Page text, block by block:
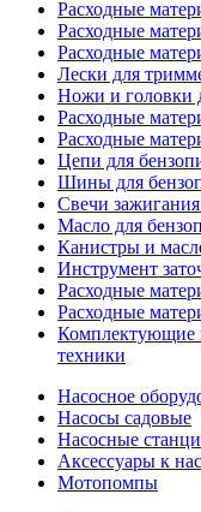
Расходные
Расходные
Расходные
Лески для
Ножи и головки
Расходные
Расходные
Цепи для
Шины для
Свечи
Масло для
Канистры и
Инструмент
Расходные
Расходные
Комплектующие
техники
Насосное
Насосы садовые
Насосные
Аксессуары к
Мотопомпы